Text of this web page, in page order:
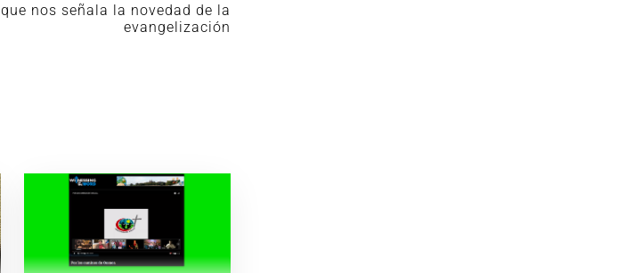
nos señala la novedad de la
evangelización